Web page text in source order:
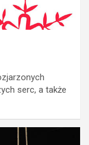
serc, a także